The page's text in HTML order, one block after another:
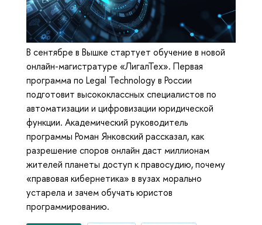
В сентябре в Вышке стартует обучение в новой
онлайн-магистратуре «ЛигалТех». Первая
программа по Legal Technology в России
подготовит высококлассных специалистов по
автоматизации и цифровизации юридической
функции. Академический руководитель
программы Роман Янковский рассказал, как
разрешение споров онлайн даст миллионам
жителей планеты доступ к правосудию, почему
«правовая кибернетика» в вузах морально
устарела и зачем обучать юристов
программированию.